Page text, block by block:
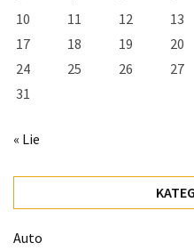
10
11 12 13
17
18 19 20
24
25 26 27
31
« Lie
Auto